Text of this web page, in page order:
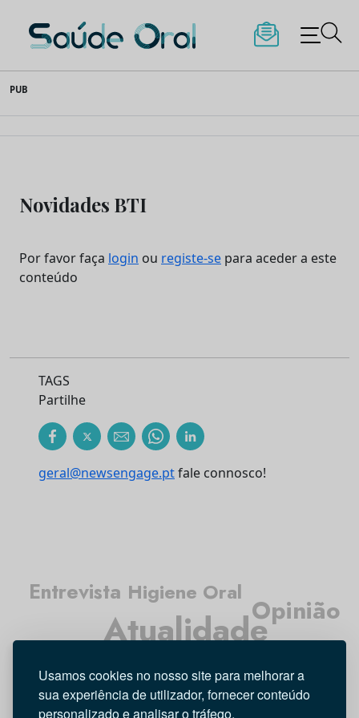
Usamos cookies no nosso site para melhorar a
sua experiência de utilizador, fornecer conteúdo
personalizado e analisar o tráfego.
to
content
Saúde Oral
PUB
Novidades BTI
Por favor faça login ou registe-se para aceder a este
conteúdo
TAGS
Partilhe
geral@newsengage.ptfale connosco!
Atualidade
Higiene Oral
Entrevista
Opinião
Tecnologia Investigação